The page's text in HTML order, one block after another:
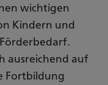
wichtigen
Kindern und
ausreichend auf
Fortbildung